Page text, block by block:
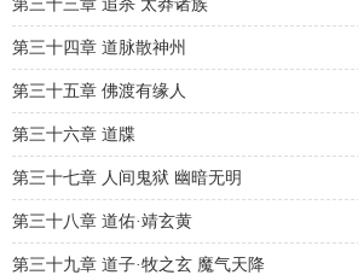
第三十三章 追杀 太莽诸族
第三十四章 道脉散神州
第三十五章 佛渡有缘人
第三十六章 道牒
第三十七章 人间鬼狱 幽暗无明
第三十八章 道佑·靖玄黄
第三十九章 道子·牧之玄 魔气天降